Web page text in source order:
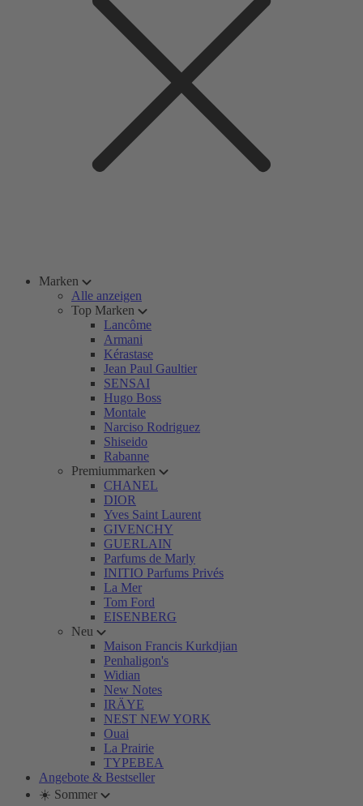
Marken
Alle anzeigen
Top Marken
Lancôme
Armani
Kérastase
Jean Paul Gaultier
SENSAI
Hugo Boss
Montale
Narciso Rodriguez
Shiseido
Rabanne
Premiummarken
CHANEL
DIOR
Yves Saint Laurent
GIVENCHY
GUERLAIN
Parfums de Marly
INITIO Parfums Privés
La Mer
Tom Ford
EISENBERG
Neu
Maison Francis Kurkdjian
Penhaligon's
Widian
New Notes
IRÄYE
NEST NEW YORK
Ouai
La Prairie
TYPEBEA
Angebote & Bestseller
☀️ Sommer